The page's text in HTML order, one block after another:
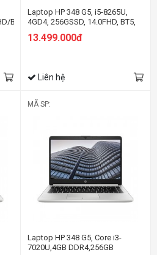
BT4.2/3C41WHr/BẠC/W10SL
Laptop HP 348 G5, i5-8265U,
4GD4, 256GSSD, 14.0FHD, BT5,
3C41WHr, BẠC, WIN10SL
13.499.000đ
Liên hệ
MÃ SP:
Laptop HP 348 G5, Core i3-
7020U,4GB DDR4,256GB